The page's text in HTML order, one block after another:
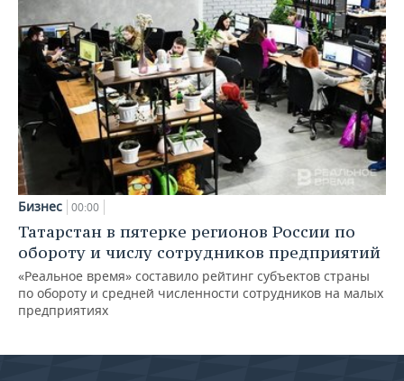
Бизнес 00:00
Татарстан в пятерке регионов России по
обороту и числу сотрудников предприятий
«Реальное время» составило рейтинг субъектов страны
по обороту и средней численности сотрудников на малых
предприятиях